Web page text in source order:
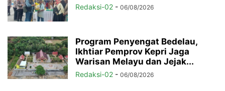
Redaksi-02 - 06/08/2026
Program Penyengat Bedelau,
Ikhtiar Pemprov Kepri Jaga
Warisan Melayu dan Jejak...
Redaksi-02 - 06/08/2026